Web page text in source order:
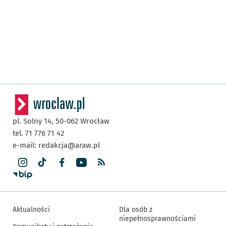
pl. Solny 14, 50-062 Wrocław
tel. 71 776 71 42
e-mail: redakcja@araw.pl
Aktualności
Dla osób z
niepełnosprawnościami